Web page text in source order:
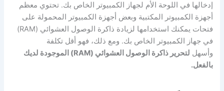
إدخالها في اللوحة الأم لجهاز الكمبيوتر الخاص بك. تحتوي معظم
أجهزة الكمبيوتر المكتبية وبعض أجهزة الكمبيوتر المحمولة على
فتحات يمكنك استخدامها لزيادة ذاكرة الوصول العشوائي (RAM)
في جهاز الكمبيوتر الخاص بك. ومع ذلك، فهو أقل تكلفة
وأسهل
لتحرير ذاكرة الوصول العشوائي (RAM) الموجودة لديك
بالفعل.